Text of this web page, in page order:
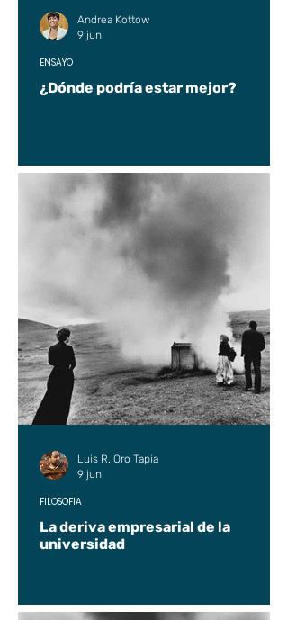
¿Dónde podría estar mejor?
ENSAYO
Andrea Kottow
9 jun
La deriva empresarial de la
universidad
FILOSOFÍA
Luis R. Oro Tapia
9 jun